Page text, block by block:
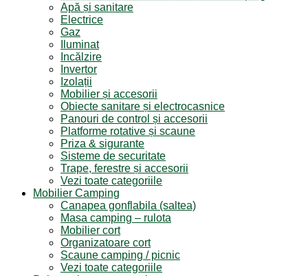
Apă și sanitare
Electrice
Gaz
Iluminat
Incălzire
Invertor
Izolații
Mobilier și accesorii
Obiecte sanitare și electrocasnice
Panouri de control și accesorii
Platforme rotative și scaune
Priza & sigurante
Sisteme de securitate
Trape, ferestre și accesorii
Vezi toate categoriile
Mobilier Camping
Canapea gonflabila (saltea)
Masa camping – rulota
Mobilier cort
Organizatoare cort
Scaune camping / picnic
Vezi toate categoriile